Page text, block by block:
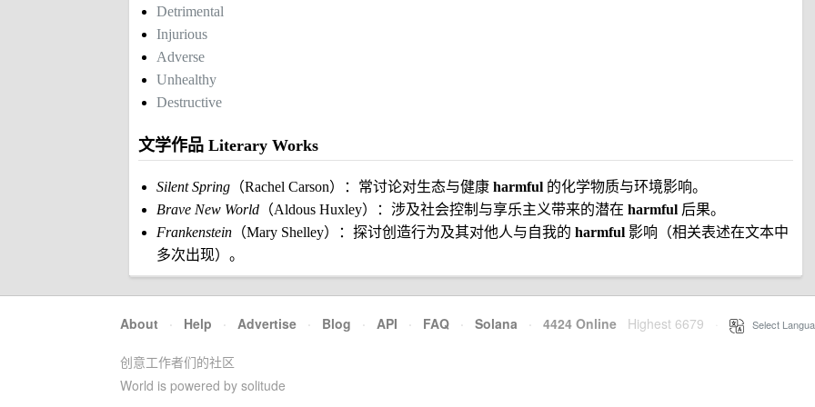
Detrimental
Injurious
Adverse
Unhealthy
Destructive
文学作品 Literary Works
Silent Spring （Rachel Carson）：常讨论对生态与健康 harmful 的化学物质与环境影响。
Brave New World （Aldous Huxley）：涉及社会控制与享乐主义带来的潜在 harmful 后果。
Frankenstein （Mary Shelley）：探讨创造行为及其对他人与自我的 harmful 影响（相关表述在文本中
多次出现）。
About · Help · Advertise · Blog · API · FAQ · Solana · 4424 Online Highest 6679 Select
创意工作者们的社区
World is powered by solitude